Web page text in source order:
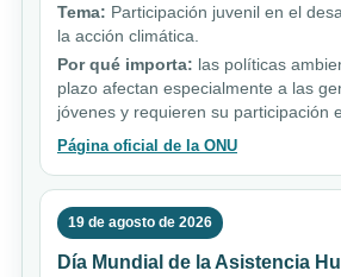
Tema: Participación juvenil en el
la acción climática.
Por qué importa: las políticas
plazo afectan especialmente a las
jóvenes y requieren su participación
Página oficial de la ONU
19 de agosto de 2026
Día Mundial de la Asistencia